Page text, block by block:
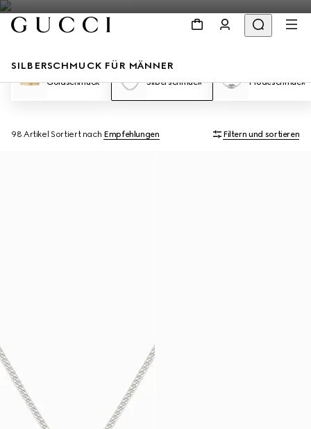
SILBERSCHMUCK FÜR MÄNNER
Goldschmuck Silberschmuck Modeschmuck
98 Artikel Sortiert nach Empfehlungen Filtern und sortieren